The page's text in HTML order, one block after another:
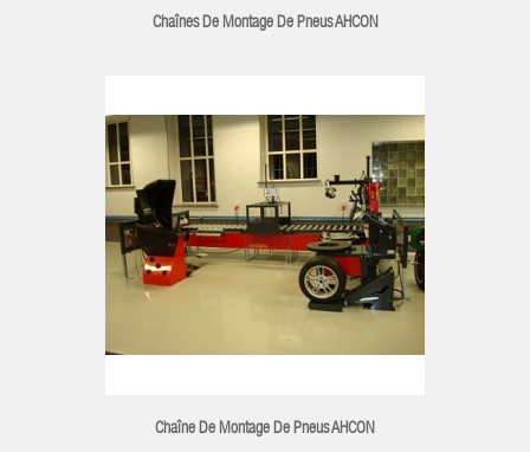
Chaînes De Montage De Pneus AHCON
Chaîne De Montage De Pneus AHCON